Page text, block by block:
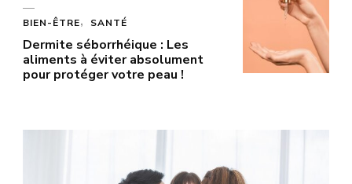
BIEN-ÊTRE SANTÉ
Dermite séborrhéique : Les
aliments à éviter absolument
pour protéger votre peau !